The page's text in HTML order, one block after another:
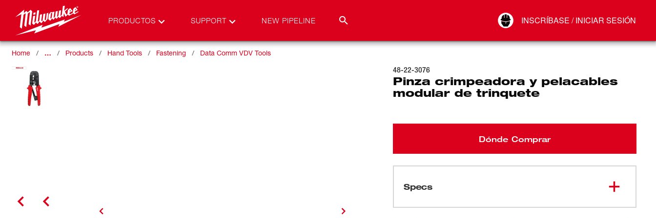
PRODUCTOS SUPPORT NEW PIPELINE INSCRÍBASE / INICIAR SESIÓN
Conectar
Home … Products Hand Tools Fastening Data Comm VDV Tools
48-22-3076
Pinza crimpeadora y pelacables
modular de trinquete
Dónde Comprar
Specs
Cargando